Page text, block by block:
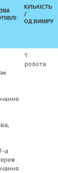
КІЛЬКІСТЬ
/
ОД.ВИМІРУ
а
1
робота